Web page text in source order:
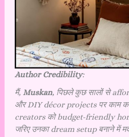
Author Credibility:
मैं, Muskan, पिछले कुछ सालों से
और DIY décor projects पर काम
creators को budget-friendly
जरिए उनका dream setup बनाने में